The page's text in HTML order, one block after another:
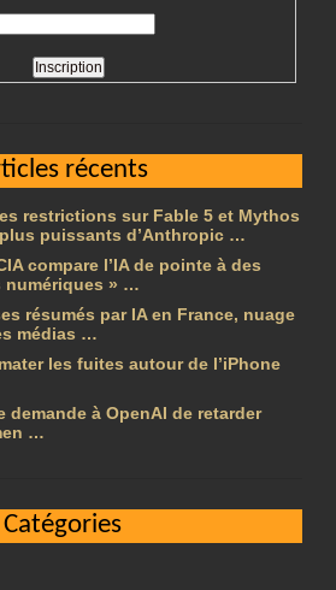
récents
restrictions sur Fable 5 et Mythos
puissants d’Anthropic …
compare l’IA de pointe à des
numériques » …
résumés par IA en France, nuage
médias …
les fuites autour de l’iPhone
demande à OpenAI de retarder
…
Catégories